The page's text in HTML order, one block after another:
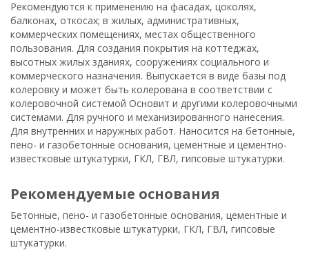
Рекомендуются к применению на фасадах, цоколях,
балконах, откосах; в жилых, административных,
коммерческих помещениях, местах общественного
пользования. Для создания покрытия на коттеджах,
высотных жилых зданиях, сооружениях социального и
коммерческого назначения. Выпускается в виде базы под
колеровку и может быть колерована в соответствии с
колеровочной системой Основит и другими колеровочными
системами. Для ручного и механизированного нанесения.
Для внутренних и наружных работ. Наносится на бетонные,
пено- и газобетонные основания, цементные и цементно-
известковые штукатурки, ГКЛ, ГВЛ, гипсовые штукатурки.
рекомендуемые основания
Бетонные, пено- и газобетонные основания, цементные и
цементно-известковые штукатурки, ГКЛ, ГВЛ, гипсовые
штукатурки.